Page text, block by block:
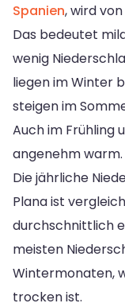
Spanien, wird
Das bedeutet
wenig
liegen im Winter
steigen im
Auch im Frühling
angenehm warm.
Die jährliche
Plana ist
durchschnittlich
meisten
Wintermonaten,
trocken ist.